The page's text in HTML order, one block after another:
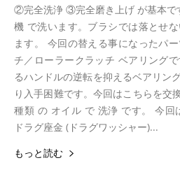
②完全洗浄 ③完全磨き上げ が基本で
機 で洗います。ブラシでは落とせ
ます。 今回の替える事になったパ
チ／ローラークラッチ ベアリング
るハンドルの逆転を抑えるベアリン
り入手困難です。今回はこちらを交
種類 の オイル で 洗浄 です。 今回
ドラグ座金 (ドラグワッシャー)...
もっと読む